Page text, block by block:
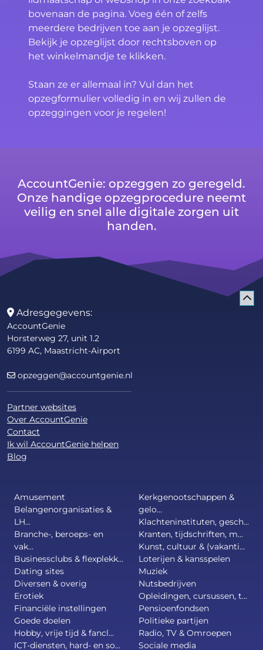
bovenaan de pagina. Voeg één of zelfs
meerdere bedrijven toe aan je opzeglijst.
Bekijk je opzeglijst door rechtsboven op
het winkelmandje te klikken.
Staan ze er allemaal in? Vul dan het
opzegformulier volledig in en wij zullen de
opzeggingen voor je regelen!
AccountGenie: opzeggen zo geregeld.
Onze handige opzegprocedure neemt
veilig en snel alle digitale zorgen uit
handen.
Adresgegevens:
AccountGenie
Horsterweg 27, unit 1.2
6199 AC, Maastricht-Airport
opzeggen@accountgenie.nl
Partner websites
Over AccountGenie
Contact
Ik wil AccountGenie helpen
Blog
Amusement
Belangenorganisaties &
LH...
Branche-, beroeps- en
vak...
Businessclubs & flexplekk...
Dating sites
Diversen & overig
Erotiek
Financiële instellingen
Goede doelen
Hobby, vrije tijd & fancl...
ICT-diensten, hard- en so...
Kerkgenootschappen &
gelo...
Klachteninstituten, gesch...
Kranten, tijdschriften, m...
Kunst, cultuur & (vakanti...
Loterijen & kansspelen
Muziek
Nutsbedrijven
Opleidingen, cursussen, t...
Pensioenfondsen
Politieke partijen
Radio, TV & Omroepen
Sociale media